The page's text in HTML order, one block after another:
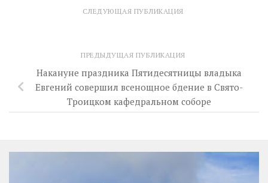
СЛЕДУЮЩАЯ ПУБЛИКАЦИЯ
ПРЕДЫДУЩАЯ ПУБЛИКАЦИЯ
Накануне праздника Пятидесятницы владыка
Евгений совершил всенощное бдение в Свято-
Троицком кафедральном соборе